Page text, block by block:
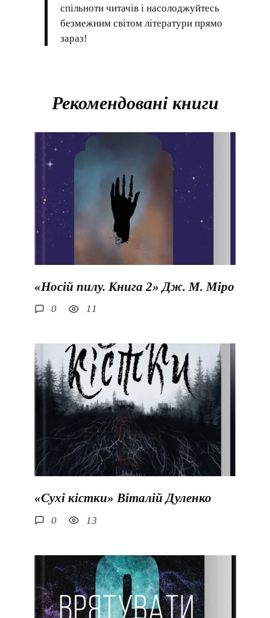
спільноти читачів і насолоджуйтесь
безмежним світом літератури прямо
зараз!
Рекомендовані книги
«Носій пилу. Книга 2» Дж. М. Міро
0 11
«Сухі кістки» Віталій Дуленко
0 13